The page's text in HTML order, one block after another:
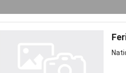
Urlaub im Bayerischen Wald -
Ferienhof in St. Oswald, einem der
längstem Baumwipfelpfad der